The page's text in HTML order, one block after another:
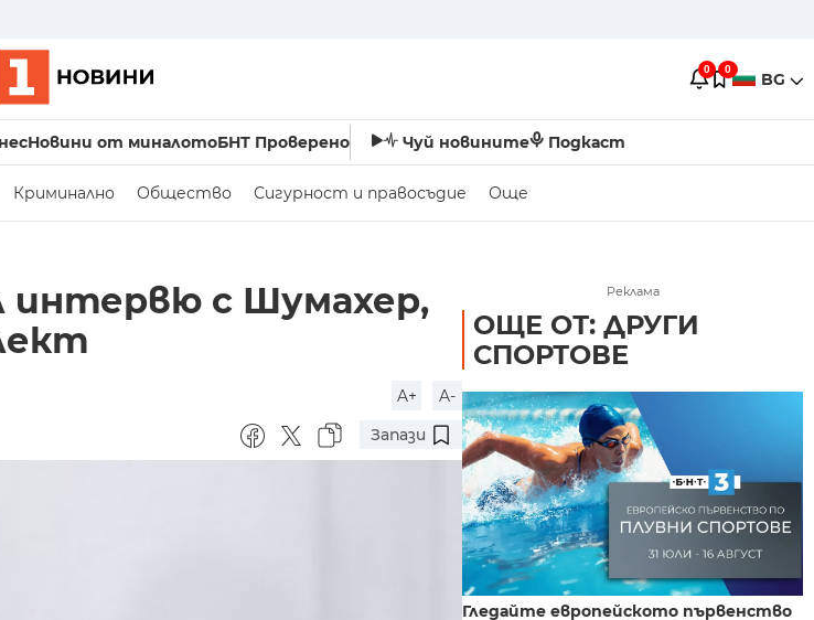
0 0 BG
Новини от миналотоБНТ Проверено Чуй новините Подкаст
Криминално Общество Сигурност и правосъдие Още
интервю с Шумахер,
A+
A-
Запази
Реклама
ОЩЕ ОТ: ДРУГИ
СПОРТОВЕ
Гледайте европейското първенство